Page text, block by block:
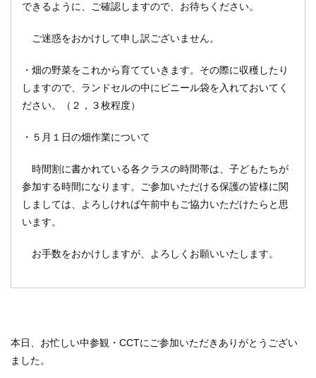
できるように、ご確認しますので、お待ちください。
ご迷惑をおかけして申し訳ございません。
・畑の野菜をこれから育てていきます。その際に収穫したり
しますので、ランドセルの中にビニール袋を入れておいてく
ださい。（２，３枚程度）
・５月１日の畑作業について
時間割に書かれている各クラスの時間帯は、子どもたちが
参加する時間になります。ご参加いただける保護の皆様に関
しましては、よろしければ午前中もご協力いただけたらと思
います。
お手数をおかけしますが、よろしくお願いいたします。
本日、お忙しい中参観・CCTにご参加いただきありがとうござい
ました。